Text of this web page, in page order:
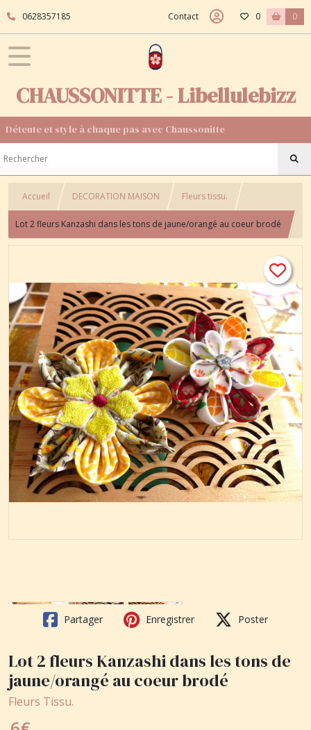
0628357185 Contact 0 0
CHAUSSONITTE - Libellulebizz
Détente et style à chaque pas avec Chaussonitte
Accueil DECORATION MAISON Fleurs tissu.
Lot 2 fleurs Kanzashi dans les tons de jaune/orangé au coeur brodé
Partager Enregistrer Poster
Lot 2 fleurs Kanzashi dans les tons de
jaune/orangé au coeur brodé
Fleurs Tissu.